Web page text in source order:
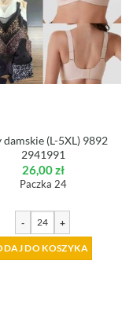
damskie (L-5XL) 9892
2941991
26,00zł
Paczka 24
- +
DO KOSZYKA